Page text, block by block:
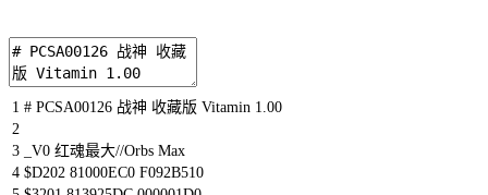
1
2
3
4
# PCSA00126 战神 收藏版 Vitamin 1.00
_V0 红魂最大//Orbs Max
$D202 81000EC0 F092B510